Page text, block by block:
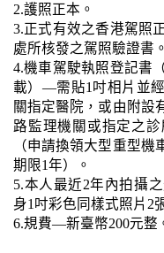
2.護照正本。
3.正式有效之香港駕照
處所核發之駕照驗證書。
4.機車駕駛執照登記書
載）—需貼1吋相片並
關指定醫院，或由附設
路監理機關或指定之
（申請換領大型重型
期限1年）。
5.本人最近2年內拍攝
身1吋彩色同樣式照片2
6.規費—新臺幣200元整